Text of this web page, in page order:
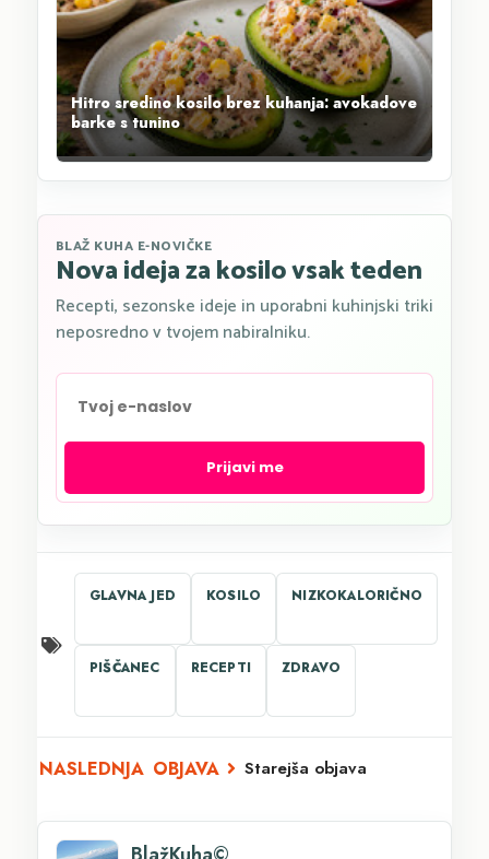
Hitro sredino kosilo brez kuhanja: avokadove
barke s tunino
BLAŽ KUHA E-NOVIČKE
Nova ideja za kosilo vsak teden
Recepti, sezonske ideje in uporabni kuhinjski triki
neposredno v tvojem nabiralniku.
Prijavi me
GLAVNA JED KOSILO NIZKOKALORIČNO
PIŠČANEC RECEPTI ZDRAVO
Starejša objava